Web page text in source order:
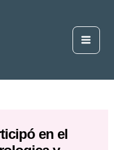
en el